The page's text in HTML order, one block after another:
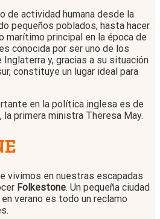
de actividad humana desde la
pequeños poblados, hasta hacer
marítimo principal en la época de
conocida por ser uno de los
Inglaterra y, gracias a su situación
constituye un lugar ideal para
en la política inglesa es de
primera ministra Theresa May.
vivimos en nuestras escapadas
Folkestone. Un pequeña ciudad
verano es todo un reclamo